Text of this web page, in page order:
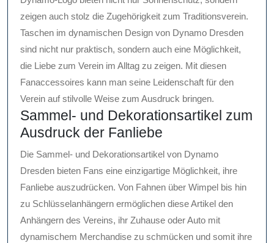
zeigen auch stolz die Zugehörigkeit zum Traditionsverein.
Taschen im dynamischen Design von Dynamo Dresden
sind nicht nur praktisch, sondern auch eine Möglichkeit,
die Liebe zum Verein im Alltag zu zeigen. Mit diesen
Fanaccessoires kann man seine Leidenschaft für den
Verein auf stilvolle Weise zum Ausdruck bringen.
Sammel- und Dekorationsartikel zum
Ausdruck der Fanliebe
Die Sammel- und Dekorationsartikel von Dynamo
Dresden bieten Fans eine einzigartige Möglichkeit, ihre
Fanliebe auszudrücken. Von Fahnen über Wimpel bis hin
zu Schlüsselanhängern ermöglichen diese Artikel den
Anhängern des Vereins, ihr Zuhause oder Auto mit
dynamischem Merchandise zu schmücken und somit ihre